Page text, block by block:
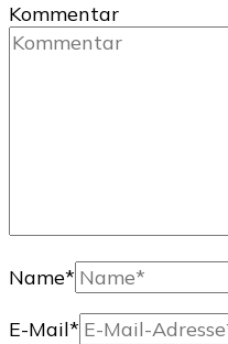
Kommentar
Name*
E-Mail*